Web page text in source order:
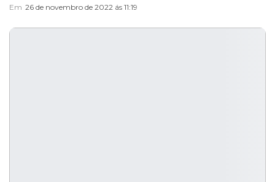
Em 26 de novembro de 2022 ás 11:19